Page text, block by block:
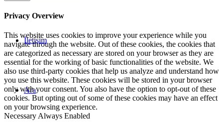
İletişim
Ara
Privacy Overview
This website uses cookies to improve your experience while you
navigate through the website. Out of these cookies, the cookies that
are categorized as necessary are stored on your browser as they are
essential for the working of basic functionalities of the website. We
also use third-party cookies that help us analyze and understand how
you use this website. These cookies will be stored in your browser
only with your consent. You also have the option to opt-out of these
cookies. But opting out of some of these cookies may have an effect
on your browsing experience.
Necessary Always Enabled